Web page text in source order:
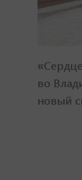
во
новый